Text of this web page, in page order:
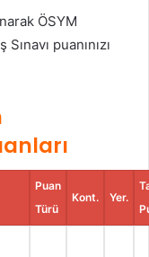
ÖSYM
puanınızı
Puan
Türü
Kont. Yer.